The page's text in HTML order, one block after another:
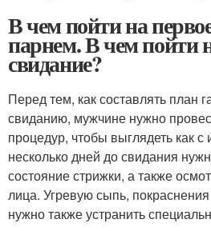
В чем пойти на
парнем. В чем пойти
свидание?
Перед тем, как составлять план
свиданию, мужчине нужно
процедур, чтобы выглядеть как
несколько дней до свидания
состояние стрижки, а также
лица. Угревую сыпь,
нужно также устранить